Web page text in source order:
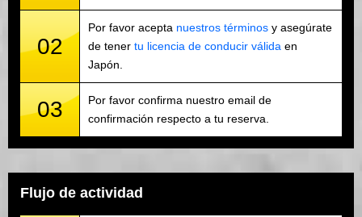
02
Por favor acepta nuestros términos y asegúrate
de tener tu licencia de conducir válida en
Japón.
03
Por favor confirma nuestro email de
confirmación respecto a tu reserva.
Flujo de actividad